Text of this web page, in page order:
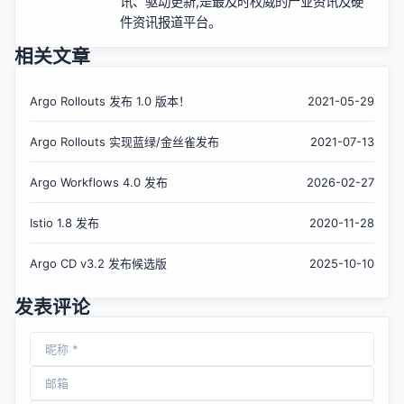
件资讯报道平台。
相关文章
Argo Rollouts 发布 1.0 版本！ 2021-05-29
Argo Rollouts 实现蓝绿/金丝雀发布 2021-07-13
Argo Workflows 4.0 发布 2026-02-27
Istio 1.8 发布 2020-11-28
Argo CD v3.2 发布候选版 2025-10-10
发表评论